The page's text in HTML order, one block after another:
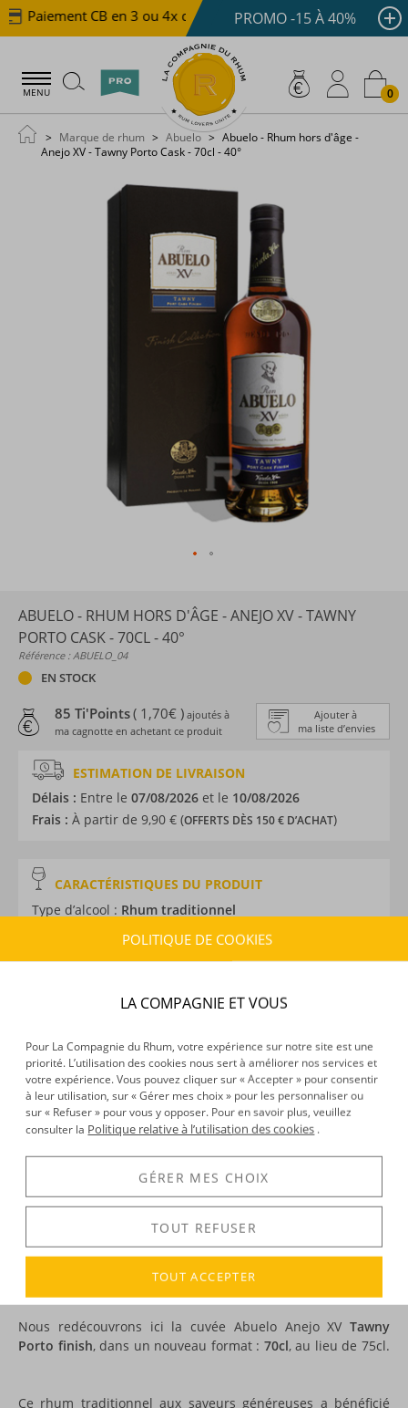
Paiement CB en 3 ou 4x dès 100 € Livraison offerte
PROMO -15 À 40%
MENU 0
Marque de rhum Abuelo
Abuelo - Rhum hors d'âge -
Anejo XV - Tawny Porto Cask - 70cl - 40°
ABUELO - RHUM HORS D'ÂGE - ANEJO XV - TAWNY
PORTO CASK - 70CL - 40°
Référence : ABUELO_04
EN STOCK
Ajouter à
ma liste d’envies
85 Ti'Points( 1,70€ ) ajoutés à
ma cagnotte en achetant ce produit
ESTIMATION DE LIVRAISON
Délais : Entre le 07/08/2026 et le 10/08/2026
Frais : À partir de 9,90 € (OFFERTS DÈS 150 € D’ACHAT)
CARACTÉRISTIQUES DU PRODUIT
Type d’alcool : Rhum traditionnel
Panama
DÉCOUVERTE
Voir tous les produits :Abuelo
DESCRIPTION
Valera Hermanos SA fut la première distillerie du
elle est la dernière encore fumante ! Un rôle historique et
prestigieux que confirme la qualité des rhums qu’elle
Nous redécouvrons ici la cuvée Abuelo Anejo XV Tawny
Porto finish, dans un nouveau format : 70cl, au lieu de 75cl.
Ce rhum traditionnel aux saveurs généreuses a bénéficié
POLITIQUE DE COOKIES
LA COMPAGNIE ET VOUS
Pour La Compagnie du Rhum, votre expérience sur notre site est une
priorité. L’utilisation des cookies nous sert à améliorer nos services et
votre expérience. Vous pouvez cliquer sur « Accepter » pour consentir
à leur utilisation, sur « Gérer mes choix » pour les personnaliser ou
sur « Refuser » pour vous y opposer. Pour en savoir plus, veuillez
consulter la Politique relative à l’utilisation des cookies .
GÉRER MES CHOIX
TOUT REFUSER
TOUT ACCEPTER